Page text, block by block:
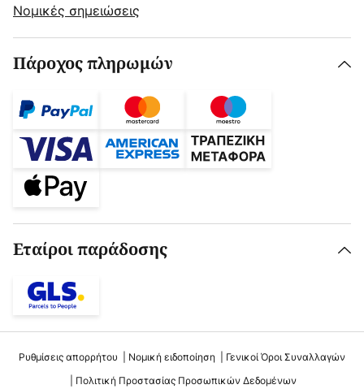
Νομικές σημειώσεις
Πάροχος πληρωμών
Εταίροι παράδοσης
Ρυθμίσεις απορρήτου Νομική ειδοποίηση
Γενικοί Όροι Συναλλαγών
Πολιτική Προστασίας Προσωπικών Δεδομένων